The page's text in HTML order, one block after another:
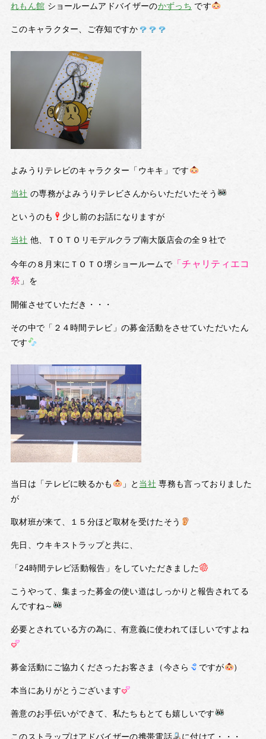
れもん館 ショールームアドバイザーのかずっち です
このキャラクター、ご存知ですか
よみうりテレビのキャラクター「ウキキ」です
当社 の専務がよみうりテレビさんからいただいたそう
というのも 少し前のお話になりますが
当社 他、ＴＯＴＯリモデルクラブ南大阪店会の全９社で
今年の８月末にＴＯＴＯ堺ショールームで 「チャリティエコ
祭 」を
開催させていただき・・・
その中で「２４時間テレビ」の募金活動をさせていただいたん
です
当日は「テレビに映るかも 」と 当社 専務も言っておりました
が
取材班が来て、１５分ほど取材を受けたそう
先日、ウキキストラップと共に、
「24時間テレビ活動報告」をしていただきました
こうやって、集まった募金の使い道はしっかりと報告されてる
んですね～
必要とされている方の為に、有意義に使われてほしいですよね
募金活動にご協力くださったお客さま（今さら ですが ）
本当にありがとうございます
善意のお手伝いができて、私たちもとても嬉しいです
このストラップはアドバイザーの携帯電話 に付けて・・・